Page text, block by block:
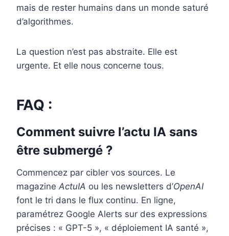
mais de rester humains dans un monde saturé
d’algorithmes.
La question n’est pas abstraite. Elle est
urgente. Et elle nous concerne tous.
FAQ :
Comment suivre l’actu IA sans
être submergé ?
Commencez par cibler vos sources. Le
magazine ActuIA ou les newsletters d’OpenAI
font le tri dans le flux continu. En ligne,
paramétrez Google Alerts sur des expressions
précises : « GPT-5 », « déploiement IA santé »,